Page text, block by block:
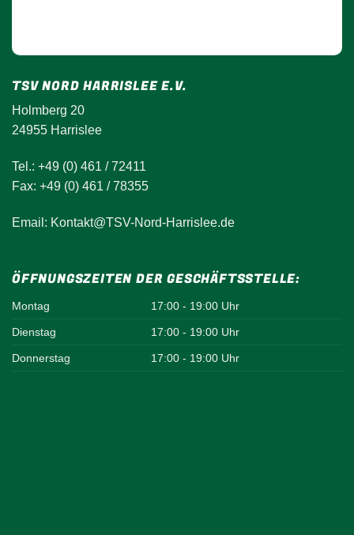
TSV NORD HARRISLEE E.V.
Holmberg 20
24955 Harrislee
Tel.: +49 (0) 461 / 72411
Fax: +49 (0) 461 / 78355
Email: Kontakt@TSV-Nord-Harrislee.de
ÖFFNUNGSZEITEN DER GESCHÄFTSSTELLE:
Montag 17:00 - 19:00 Uhr
Dienstag 17:00 - 19:00 Uhr
Donnerstag 17:00 - 19:00 Uhr